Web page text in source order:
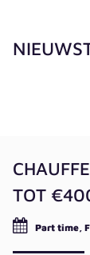
TOT
Part time,